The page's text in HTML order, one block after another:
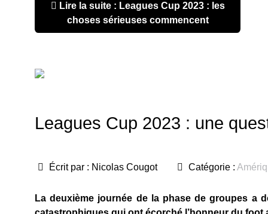
Lire la suite : Leagues Cup 2023 : les
choses sérieuses commencent
Leagues Cup 2023 : une
Écrit par : Nicolas Cougot Catégorie :
La deuxième journée de la phase de groupes a